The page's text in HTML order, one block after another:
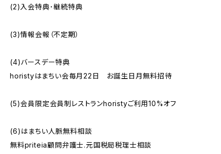
(2)入会特典･継続特典
(3)情報会報（不定期）
(4)バースデー特典
horistyはまちい会毎月22日 お誕生日月無料招待
(5)会員限定会員制レストランhoristyご利用10%オフ
(6)はまちい人脈無料相談
無料priteia顧問弁護士.元国税局税理士相談